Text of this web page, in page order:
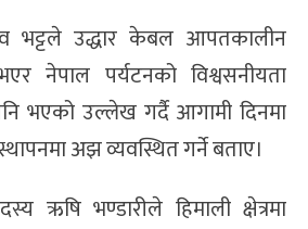
भट्टले उद्धार केबल आपतकालीन
नेपाल पर्यटनको विश्वसनीयता
भएको उल्लेख गर्दै आगामी दिनमा
अझ व्यवस्थित गर्ने बताए।
ऋषि भण्डारीले हिमाली क्षेत्रमा